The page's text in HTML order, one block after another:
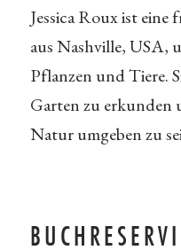
Jessica Roux ist
aus Nashville, USA,
Pflanzen und Tiere.
Garten zu erkunden
Natur umgeben zu